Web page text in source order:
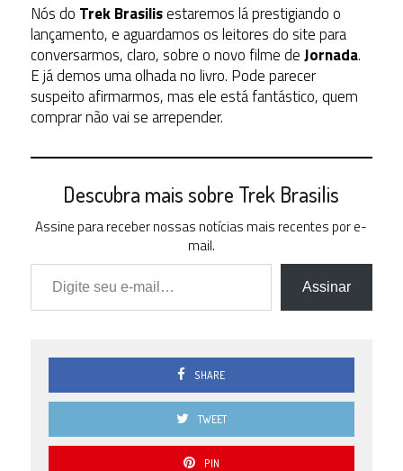
Nós do Trek Brasilisestaremos lá prestigiando o
lançamento, e aguardamos os leitores do site para
conversarmos, claro, sobre o novo filme deJornada.
E já demos uma olhada no livro. Pode parecer
suspeito afirmarmos, mas ele está fantástico, quem
comprar não vai se arrepender.
Descubra mais sobre Trek Brasilis
Assine para receber nossas notícias mais recentes por e-
mail.
Digite seu e-mail…
Assinar
SHARE
TWEET
PIN